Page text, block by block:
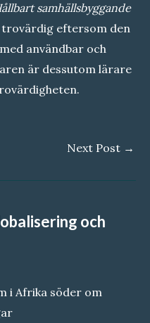
samhällsbyggande
trovärdig eftersom den
användbar och
är dessutom lärare
Next Post →
och
i Afrika söder om